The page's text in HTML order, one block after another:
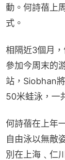
動。何詩蓓上
式。
相隔近3個月
參加今周末的
站，Siobhan
50米蛙泳，一
何詩蓓在上年
自由泳以無敵
別在上海﹑仁